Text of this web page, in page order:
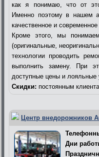
как я понимаю, что от
Именно поэтому в нашем
качественное и современное
Кроме этого, мы
(оригинальные,
технологии проводить
выполнить замену. При
доступные цены и лояльные
Скидки: постоянным
Центр внедорожников
Дни